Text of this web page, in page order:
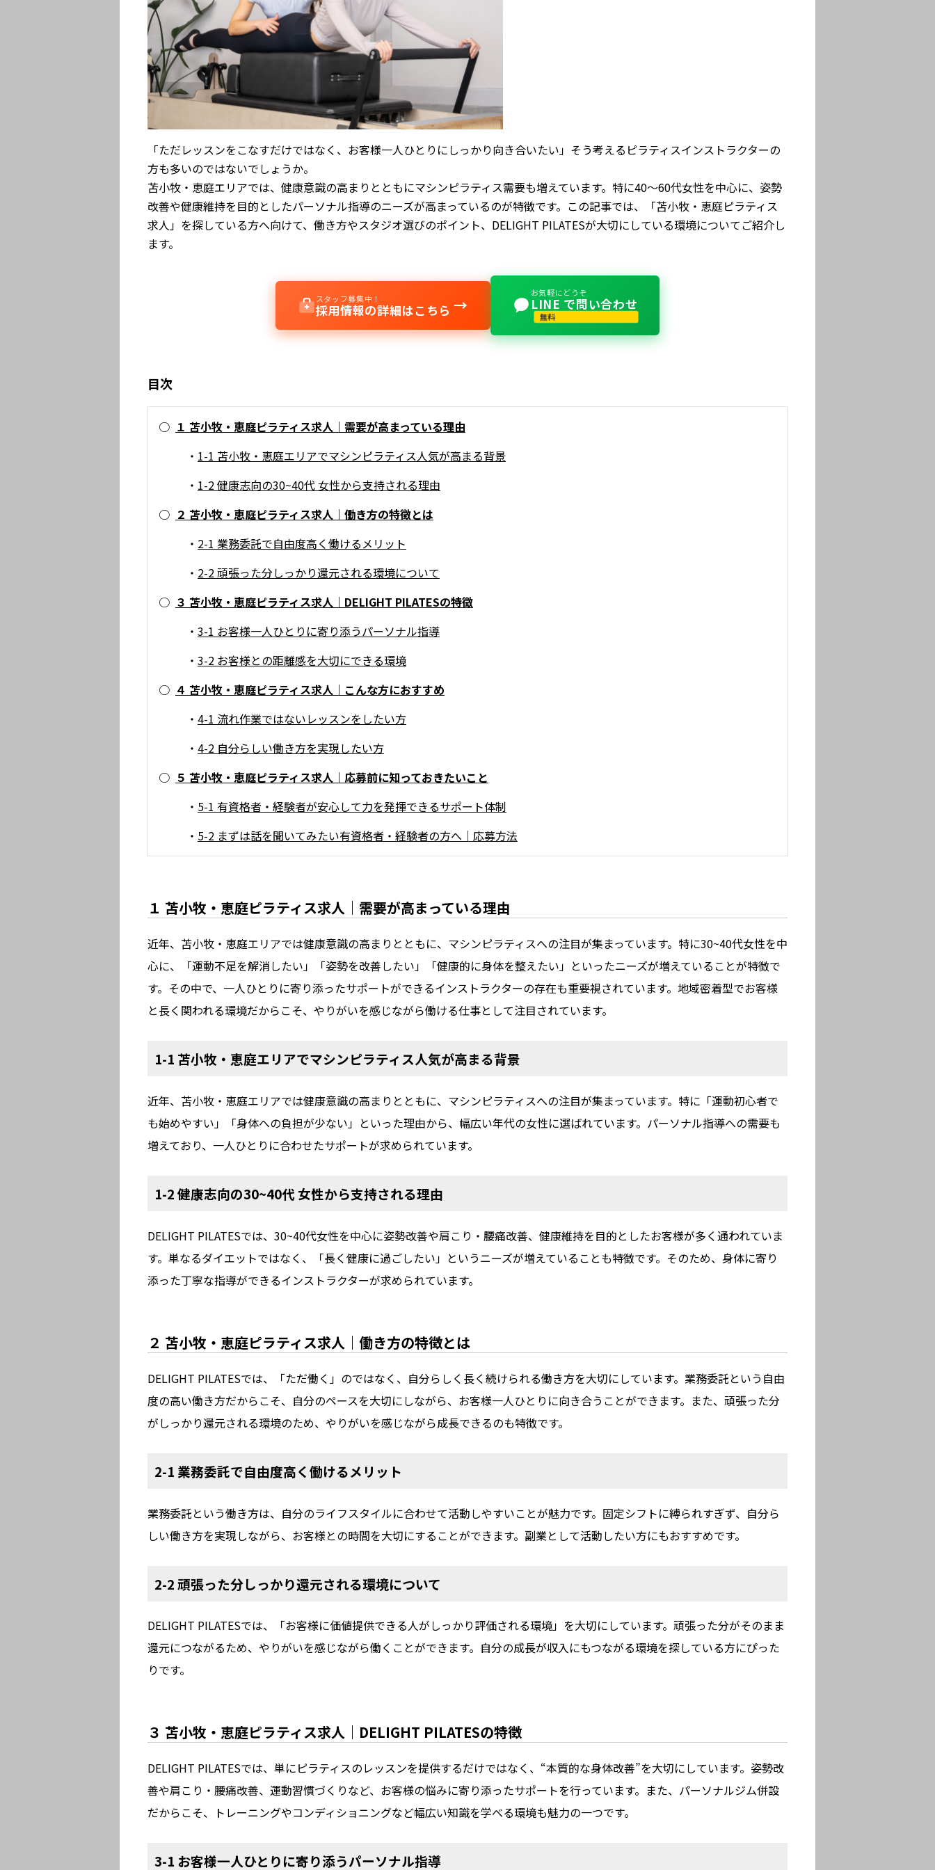
「ただレッスンをこなすだけではなく、お客様一人ひとりにしっかり向き合いたい」そう考えるピラティスインストラクターの
方も多いのではないでしょうか。
苫小牧・恵庭エリアでは、健康意識の高まりとともにマシンピラティス需要も増えています。特に40〜60代女性を中心に、姿勢
改善や健康維持を目的としたパーソナル指導のニーズが高まっているのが特徴です。この記事では、「苫小牧・恵庭ピラティス
求人」を探している方へ向けて、働き方やスタジオ選びのポイント、DELIGHT PILATESが大切にしている環境についてご紹介し
ます。
スタッフ募集中！
採用情報の詳細はこちら →
お気軽にどうぞ
LINE で問い合わせ
無料
目次
○ １ 苫小牧・恵庭ピラティス求人｜需要が高まっている理由
・ 1-1 苫小牧・恵庭エリアでマシンピラティス人気が高まる背景
・ 1-2 健康志向の30~40代 女性から支持される理由
○ ２ 苫小牧・恵庭ピラティス求人｜働き方の特徴とは
・ 2-1 業務委託で自由度高く働けるメリット
・ 2-2 頑張った分しっかり還元される環境について
○ ３ 苫小牧・恵庭ピラティス求人｜DELIGHT PILATESの特徴
・ 3-1 お客様一人ひとりに寄り添うパーソナル指導
・ 3-2 お客様との距離感を大切にできる環境
○ ４ 苫小牧・恵庭ピラティス求人｜こんな方におすすめ
・ 4-1 流れ作業ではないレッスンをしたい方
・ 4-2 自分らしい働き方を実現したい方
○ ５ 苫小牧・恵庭ピラティス求人｜応募前に知っておきたいこと
・ 5-1 有資格者・経験者が安心して力を発揮できるサポート体制
・ 5-2 まずは話を聞いてみたい有資格者・経験者の方へ｜応募方法
１ 苫小牧・恵庭ピラティス求人｜需要が高まっている理由
近年、苫小牧・恵庭エリアでは健康意識の高まりとともに、マシンピラティスへの注目が集まっています。特に30~40代女性を中
心に、「運動不足を解消したい」「姿勢を改善したい」「健康的に身体を整えたい」といったニーズが増えていることが特徴で
す。その中で、一人ひとりに寄り添ったサポートができるインストラクターの存在も重要視されています。地域密着型でお客様
と長く関われる環境だからこそ、やりがいを感じながら働ける仕事として注目されています。
1-1 苫小牧・恵庭エリアでマシンピラティス人気が高まる背景
近年、苫小牧・恵庭エリアでは健康意識の高まりとともに、マシンピラティスへの注目が集まっています。特に「運動初心者で
も始めやすい」「身体への負担が少ない」といった理由から、幅広い年代の女性に選ばれています。パーソナル指導への需要も
増えており、一人ひとりに合わせたサポートが求められています。
1-2 健康志向の30~40代 女性から支持される理由
DELIGHT PILATESでは、30~40代女性を中心に姿勢改善や肩こり・腰痛改善、健康維持を目的としたお客様が多く通われていま
す。単なるダイエットではなく、「長く健康に過ごしたい」というニーズが増えていることも特徴です。そのため、身体に寄り
添った丁寧な指導ができるインストラクターが求められています。
２ 苫小牧・恵庭ピラティス求人｜働き方の特徴とは
DELIGHT PILATESでは、「ただ働く」のではなく、自分らしく長く続けられる働き方を大切にしています。業務委託という自由
度の高い働き方だからこそ、自分のペースを大切にしながら、お客様一人ひとりに向き合うことができます。また、頑張った分
がしっかり還元される環境のため、やりがいを感じながら成長できるのも特徴です。
2-1 業務委託で自由度高く働けるメリット
業務委託という働き方は、自分のライフスタイルに合わせて活動しやすいことが魅力です。固定シフトに縛られすぎず、自分ら
しい働き方を実現しながら、お客様との時間を大切にすることができます。副業として活動したい方にもおすすめです。
2-2 頑張った分しっかり還元される環境について
DELIGHT PILATESでは、「お客様に価値提供できる人がしっかり評価される環境」を大切にしています。頑張った分がそのまま
還元につながるため、やりがいを感じながら働くことができます。自分の成長が収入にもつながる環境を探している方にぴった
りです。
３ 苫小牧・恵庭ピラティス求人｜DELIGHT PILATESの特徴
DELIGHT PILATESでは、単にピラティスのレッスンを提供するだけではなく、“本質的な身体改善”を大切にしています。姿勢改
善や肩こり・腰痛改善、運動習慣づくりなど、お客様の悩みに寄り添ったサポートを行っています。また、パーソナルジム併設
だからこそ、トレーニングやコンディショニングなど幅広い知識を学べる環境も魅力の一つです。
3-1 お客様一人ひとりに寄り添うパーソナル指導